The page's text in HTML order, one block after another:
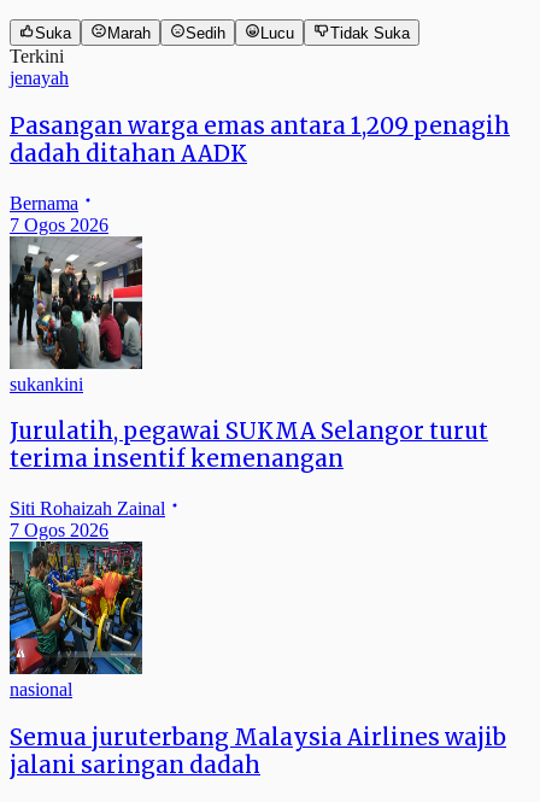
Suka Marah Sedih Lucu Tidak Suka
Terkini
jenayah
Pasangan warga emas antara 1,209 penagih
dadah ditahan AADK
Bernama
7 Ogos 2026
sukankini
Jurulatih, pegawai SUKMA Selangor turut
terima insentif kemenangan
Siti Rohaizah Zainal
7 Ogos 2026
nasional
Semua juruterbang Malaysia Airlines wajib
jalani saringan dadah